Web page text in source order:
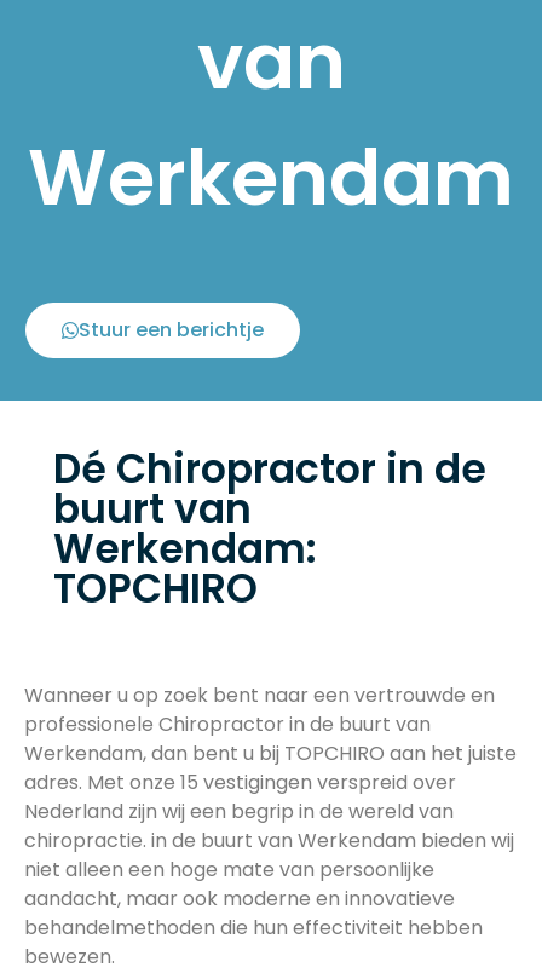
van
Werkendam
Stuur een berichtje
Dé Chiropractor in de
buurt van
Werkendam:
TOPCHIRO
Wanneer u op zoek bent naar een vertrouwde en
professionele Chiropractor in de buurt van
Werkendam, dan bent u bij TOPCHIRO aan het juiste
adres. Met onze 15 vestigingen verspreid over
Nederland zijn wij een begrip in de wereld van
chiropractie. in de buurt van Werkendam bieden wij
niet alleen een hoge mate van persoonlijke
aandacht, maar ook moderne en innovatieve
behandelmethoden die hun effectiviteit hebben
bewezen.